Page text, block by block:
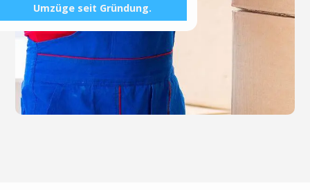
Umzüge seit Gründung.